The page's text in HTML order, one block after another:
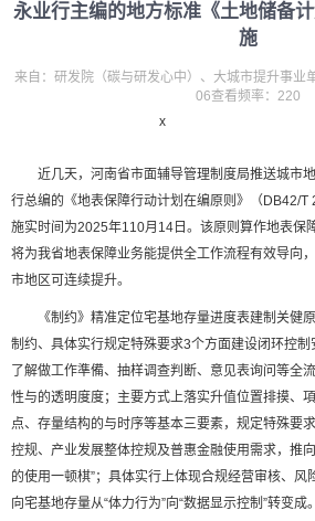
x
永业行主编的地方标准《土地储备
施
来自：研发院（碳与研发心中）、大城市提升事业
06查看频率：220
近几天，河南省市面辅导管理制度局推送城市
行总编的《地表保障行动计划在编原则》（DB42/T
施实时间为2025年110月14日。该原则算作地表保
将为我省地表保障业务能提供全工作流程有效导向
市地区可连续提升。
《制约》精准定位宅基地存量进度表建制关健
制约、具体实行规定特殊要求3个方面建设闭环控
了解做工作準備、抽样调查判断、意见表询问等全
性与的透明度度；主要方式上落实升值位置排摸、
点、存量结构的与时序等基本三要素，规定特殊要
控规、产业发展整体控规及普惠金融使用需求，推
的使用一顿棋”；具体实行上体现合规经营审核、
向宅基地存量从“体力行为”向“数据显示控制”转变成。